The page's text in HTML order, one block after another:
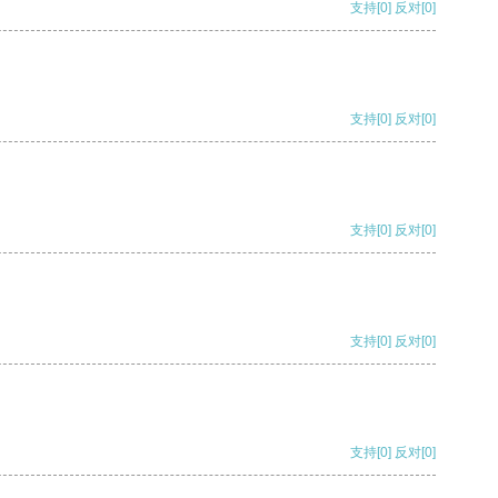
支持[0] 反对[0]
支持[0] 反对[0]
支持[0] 反对[0]
支持[0] 反对[0]
支持[0] 反对[0]